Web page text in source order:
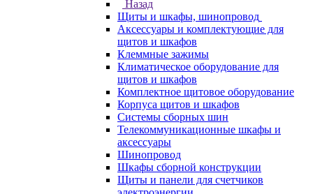
Назад
Щиты и шкафы, шинопровод
Аксессуары и комплектующие для
щитов и шкафов
Клеммные зажимы
Климатическое оборудование для
щитов и шкафов
Комплектное щитовое оборудование
Корпуса щитов и шкафов
Системы сборных шин
Телекоммуникационные шкафы и
аксессуары
Шинопровод
Шкафы сборной конструкции
Щиты и панели для счетчиков